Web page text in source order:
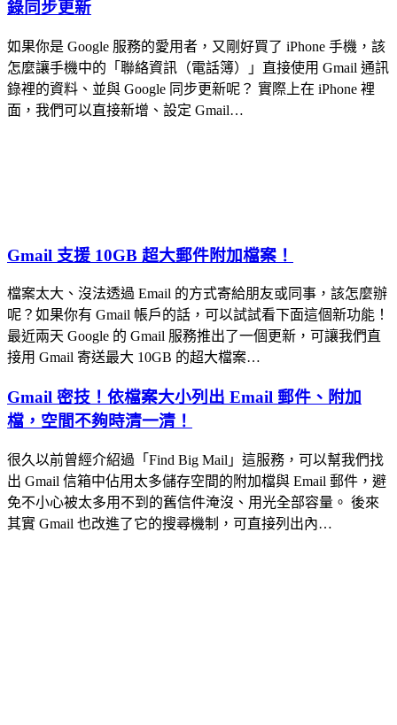
錄同步更新
如果你是 Google 服務的愛用者，又剛好買了 iPhone 手機，該
怎麼讓手機中的「聯絡資訊（電話簿）」直接使用 Gmail 通訊
錄裡的資料、並與 Google 同步更新呢？ 實際上在 iPhone 裡
面，我們可以直接新增、設定 Gmail…
Gmail 支援 10GB 超大郵件附加檔案！
檔案太大、沒法透過 Email 的方式寄給朋友或同事，該怎麼辦
呢？如果你有 Gmail 帳戶的話，可以試試看下面這個新功能！
最近兩天 Google 的 Gmail 服務推出了一個更新，可讓我們直
接用 Gmail 寄送最大 10GB 的超大檔案…
Gmail 密技！依檔案大小列出 Email 郵件、附加
檔，空間不夠時清一清！
很久以前曾經介紹過「Find Big Mail」這服務，可以幫我們找
出 Gmail 信箱中佔用太多儲存空間的附加檔與 Email 郵件，避
免不小心被太多用不到的舊信件淹沒、用光全部容量。 後來
其實 Gmail 也改進了它的搜尋機制，可直接列出內…